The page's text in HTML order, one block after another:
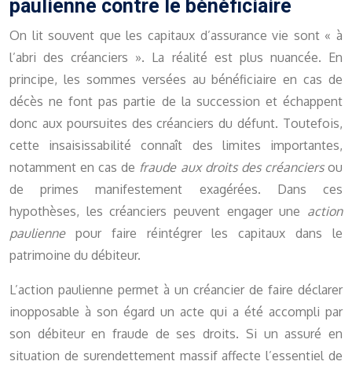
paulienne contre le bénéficiaire
On lit souvent que les capitaux d’assurance vie sont « à
l’abri des créanciers ». La réalité est plus nuancée. En
principe, les sommes versées au bénéficiaire en cas de
décès ne font pas partie de la succession et échappent
donc aux poursuites des créanciers du défunt. Toutefois,
cette insaisissabilité connaît des limites importantes,
notamment en cas de fraude aux droits des créanciersou
de primes manifestement exagérées. Dans ces
hypothèses, les créanciers peuvent engager une action
pauliennepour faire réintégrer les capitaux dans le
patrimoine du débiteur.
L’action paulienne permet à un créancier de faire déclarer
inopposable à son égard un acte qui a été accompli par
son débiteur en fraude de ses droits. Si un assuré en
situation de surendettement massif affecte l’essentiel de